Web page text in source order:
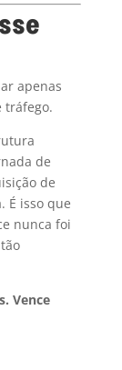
apenas
tráfego.
de
de
É isso que
nunca foi
Vence